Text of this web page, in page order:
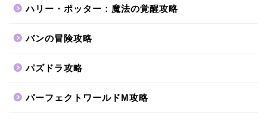
ハリー・ポッター：魔法の覚醒攻略
バンの冒険攻略
パズドラ攻略
パーフェクトワールドM攻略